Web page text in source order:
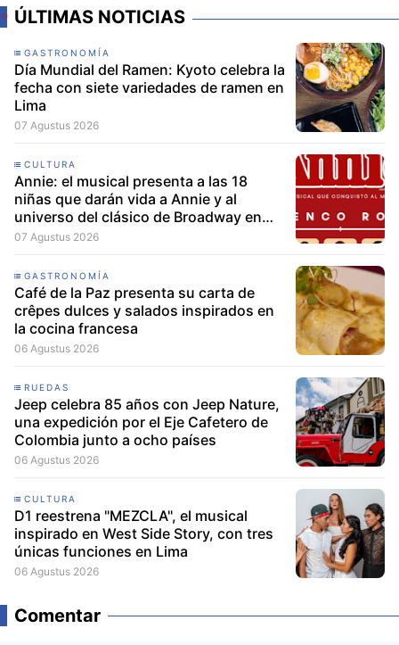
ÚLTIMAS NOTICIAS
GASTRONOMÍA
Día Mundial del Ramen: Kyoto celebra la
fecha con siete variedades de ramen en
Lima
07 Agustus 2026
CULTURA
Annie: el musical presenta a las 18
niñas que darán vida a Annie y al
universo del clásico de Broadway en
Lima
07 Agustus 2026
GASTRONOMÍA
Café de la Paz presenta su carta de
crêpes dulces y salados inspirados en
la cocina francesa
06 Agustus 2026
RUEDAS
Jeep celebra 85 años con Jeep Nature,
una expedición por el Eje Cafetero de
Colombia junto a ocho países
06 Agustus 2026
CULTURA
D1 reestrena "MEZCLA", el musical
inspirado en West Side Story, con tres
únicas funciones en Lima
06 Agustus 2026
Comentar